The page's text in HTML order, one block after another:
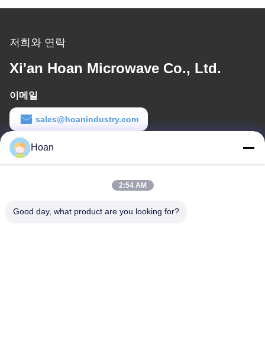
저희와 연락
Xi'an Hoan Microwave Co., Ltd.
이메일
sales@hoanindustry.com
일 시간
8:00-18:00
회사 주소
Hoan
2:54 AM
Good day, what product are you looking for?